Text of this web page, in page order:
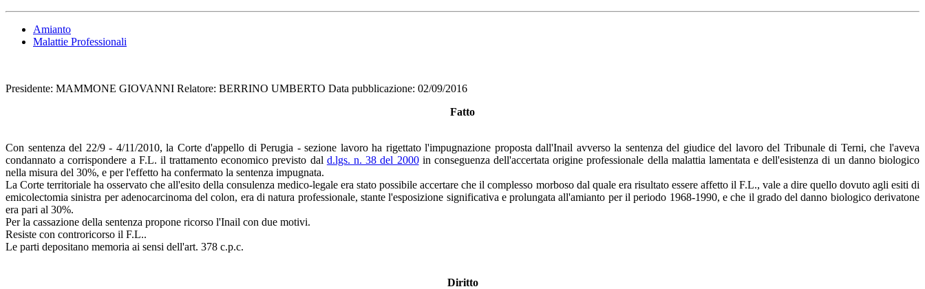
Amianto
Malattie Professionali
Presidente: MAMMONE GIOVANNI Relatore: BERRINO UMBERTO Data pubblicazione: 02/09/2016
Fatto
Con sentenza del 22/9 - 4/11/2010, la Corte d'appello di Perugia - sezione lavoro ha rigettato l'impugnazione proposta dall'Inail avverso la sentenza del giudice del lavoro del Tribunale di Terni, che l'aveva
condannato a corrispondere a F.L. il trattamento economico previsto dal d.lgs. n. 38 del 2000in conseguenza dell'accertata origine professionale della malattia lamentata e dell'esistenza di un danno biologico
nella misura del 30%, e per l'effetto ha confermato la sentenza impugnata.
La Corte territoriale ha osservato che all'esito della consulenza medico-legale era stato possibile accertare che il complesso morboso dal quale era risultato essere affetto il F.L., vale a dire quello dovuto agli esiti di
emicolectomia sinistra per adenocarcinoma del colon, era di natura professionale, stante l'esposizione significativa e prolungata all'amianto per il periodo 1968-1990, e che il grado del danno biologico derivatone
era pari al 30%.
Per la cassazione della sentenza propone ricorso l'Inail con due motivi.
Resiste con controricorso il F.L..
Le parti depositano memoria ai sensi dell'art. 378 c.p.c.
Diritto